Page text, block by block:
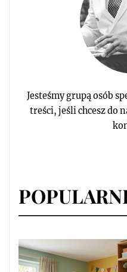
Jesteśmy grupą osób
treści, jeśli chcesz do